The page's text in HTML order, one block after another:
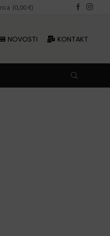
(0,00€)
NOVOSTI KONTAKT